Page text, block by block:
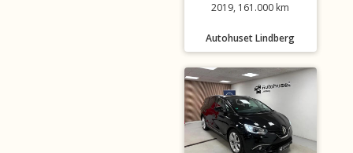
2019, 161.000 km
Autohuset Lindberg